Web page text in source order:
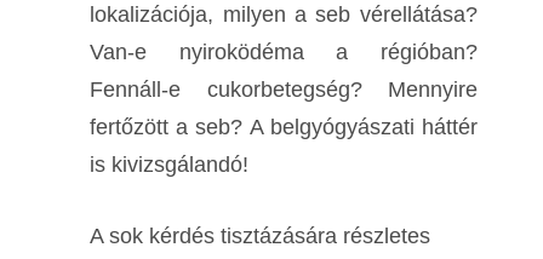
lokalizációja, milyen a seb vérellátása?
Van-e nyiroködéma a régióban?
Fennáll-e cukorbetegség? Mennyire
fertőzött a seb? A belgyógyászati háttér
is kivizsgálandó!
A sok kérdés tisztázására részletes